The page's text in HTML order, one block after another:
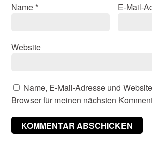
Name * E-Mail-
Website
Name, E-Mail-Adresse und
Browser für meinen nächsten